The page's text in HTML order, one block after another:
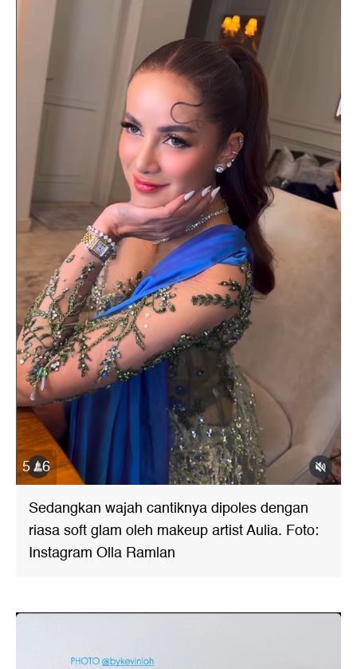
5 / 6
Sedangkan wajah cantiknya dipoles dengan
riasa soft glam oleh makeup artist Aulia. Foto:
Instagram Olla Ramlan